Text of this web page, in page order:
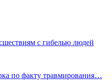
с гибелью людей
по факту травмирования…